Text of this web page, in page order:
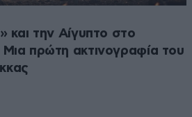
και την Αίγυπτο στο
πρώτη ακτινογραφία του